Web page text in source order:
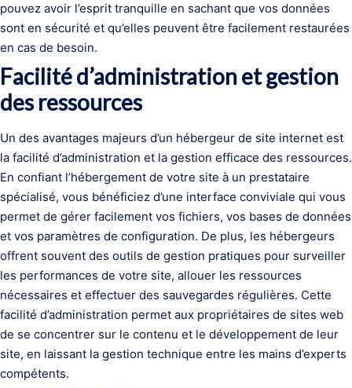
pouvez avoir l’esprit tranquille en sachant que vos données
sont en sécurité et qu’elles peuvent être facilement restaurées
en cas de besoin.
Facilité d’administration et gestion
des ressources
Un des avantages majeurs d’un hébergeur de site internet est
la facilité d’administration et la gestion efficace des ressources.
En confiant l’hébergement de votre site à un prestataire
spécialisé, vous bénéficiez d’une interface conviviale qui vous
permet de gérer facilement vos fichiers, vos bases de données
et vos paramètres de configuration. De plus, les hébergeurs
offrent souvent des outils de gestion pratiques pour surveiller
les performances de votre site, allouer les ressources
nécessaires et effectuer des sauvegardes régulières. Cette
facilité d’administration permet aux propriétaires de sites web
de se concentrer sur le contenu et le développement de leur
site, en laissant la gestion technique entre les mains d’experts
compétents.